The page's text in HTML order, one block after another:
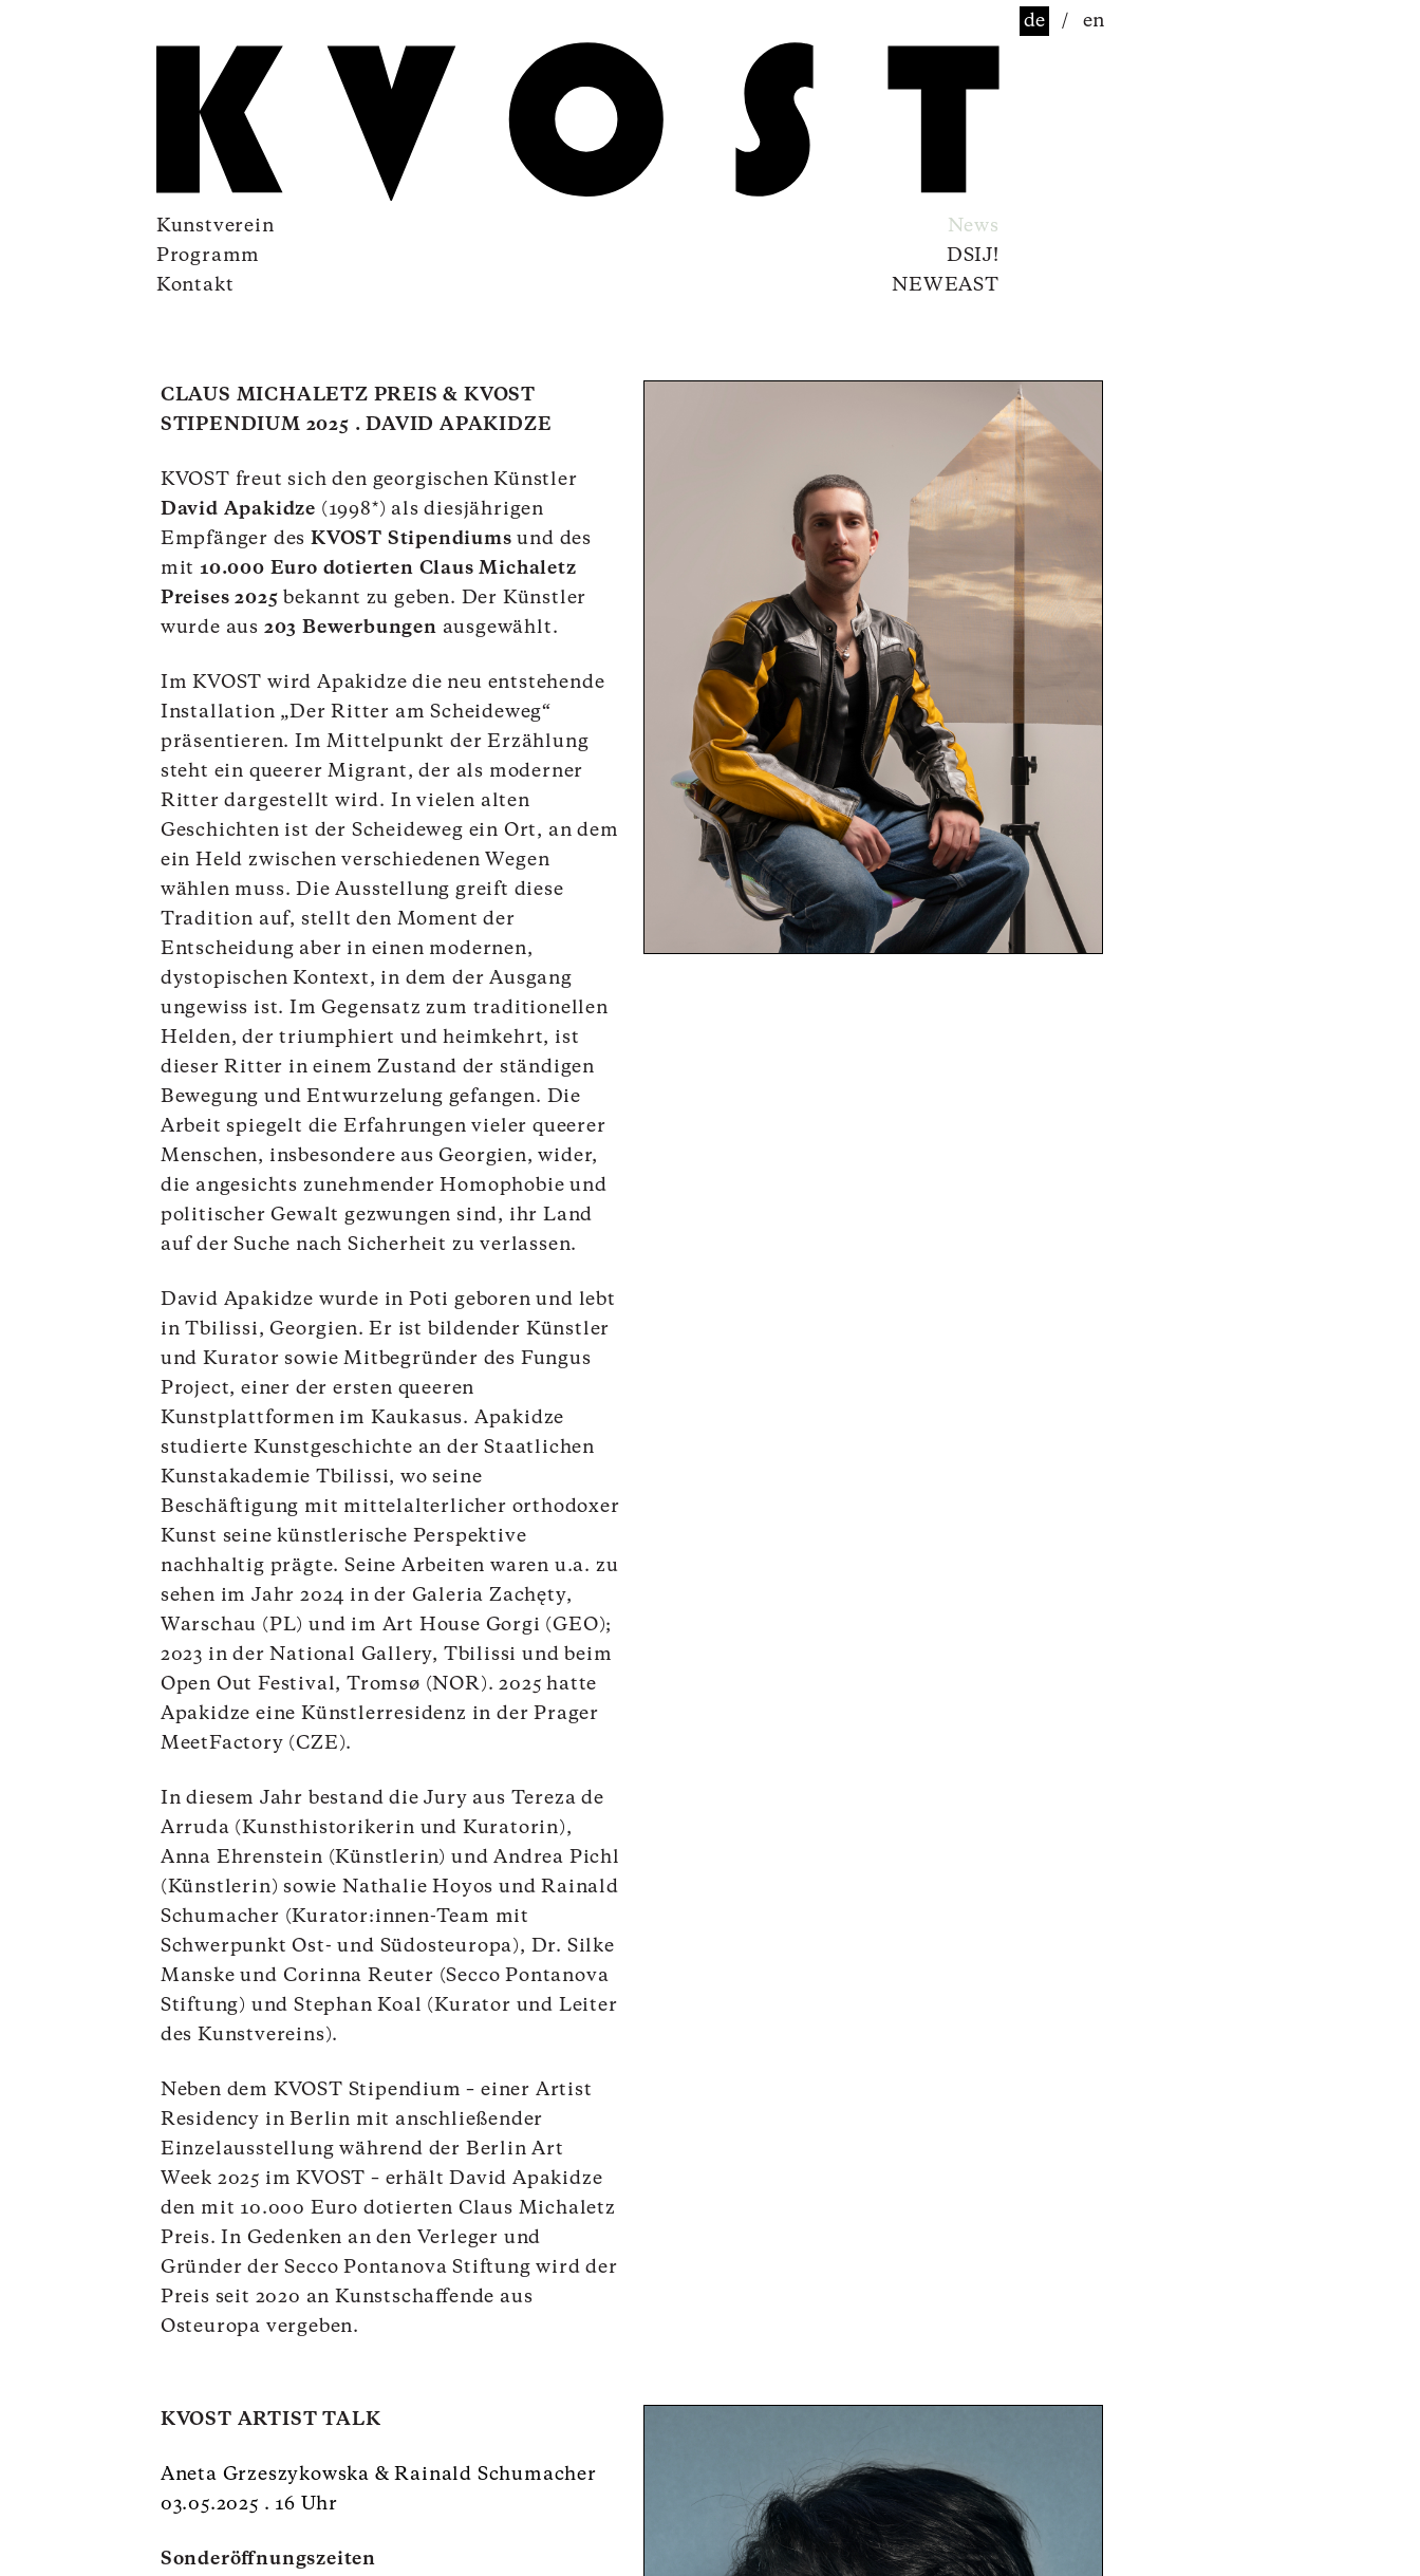
Kunstverein
Programm
Kontakt
de / en
News
DSIJ!
NEWEAST
CLAUS MICHALETZ PREIS & KVOST
STIPENDIUM 2025 . DAVID APAKIDZE
KVOST freut sich den georgischen Künstler
David Apakidze (1998*) als diesjährigen
Empfänger desKVOST Stipendiums und des
mit10.000 Euro dotierten Claus Michaletz
Preises 2025 bekannt zu geben. Der Künstler
wurde aus 203 Bewerbungen ausgewählt.
Im KVOST wird Apakidze die neu entstehende
Installation „Der Ritter am Scheideweg“
präsentieren. Im Mittelpunkt der Erzählung
steht ein queerer Migrant, der als moderner
Ritter dargestellt wird. In vielen alten
Geschichten ist der Scheideweg ein Ort, an dem
ein Held zwischen verschiedenen Wegen
wählen muss. Die Ausstellung greift diese
Tradition auf, stellt den Moment der
Entscheidung aber in einen modernen,
dystopischen Kontext, in dem der Ausgang
ungewiss ist. Im Gegensatz zum traditionellen
Helden, der triumphiert und heimkehrt, ist
dieser Ritter in einem Zustand der ständigen
Bewegung und Entwurzelung gefangen. Die
Arbeit spiegelt die Erfahrungen vieler queerer
Menschen, insbesondere aus Georgien, wider,
die angesichts zunehmender Homophobie und
politischer Gewalt gezwungen sind, ihr Land
auf der Suche nach Sicherheit zu verlassen.
David Apakidze wurde in Poti geboren und lebt
in Tbilissi, Georgien. Er ist bildender Künstler
und Kurator sowie Mitbegründer des Fungus
Project, einer der ersten queeren
Kunstplattformen im Kaukasus. Apakidze
studierte Kunstgeschichte an der Staatlichen
Kunstakademie Tbilissi, wo seine
Beschäftigung mit mittelalterlicher orthodoxer
Kunst seine künstlerische Perspektive
nachhaltig prägte. Seine Arbeiten waren u.a. zu
sehen im Jahr 2024 in der Galeria Zachęty,
Warschau (PL) und im Art House Gorgi (GEO);
2023 in der National Gallery, Tbilissi und beim
Open Out Festival, Tromsø (NOR). 2025 hatte
Apakidze eine Künstlerresidenz in der Prager
MeetFactory (CZE).
In diesem Jahr bestand die Jury aus Tereza de
Arruda (Kunsthistorikerin und Kuratorin),
Anna Ehrenstein (Künstlerin) und Andrea Pichl
(Künstlerin) sowie Nathalie Hoyos und Rainald
Schumacher (Kurator:innen-Team mit
Schwerpunkt Ost- und Südosteuropa), Dr. Silke
Manske und Corinna Reuter (Secco Pontanova
Stiftung) und Stephan Koal (Kurator und Leiter
des Kunstvereins).
Neben dem KVOST Stipendium – einer Artist
Residency in Berlin mit anschließender
Einzelausstellung während der Berlin Art
Week 2025 im KVOST – erhält David Apakidze
den mit 10.000 Euro dotierten Claus Michaletz
Preis. In Gedenken an den Verleger und
Gründer der Secco Pontanova Stiftung wird der
Preis seit 2020 an Kunstschaffende aus
Osteuropa vergeben.
KVOST ARTIST TALK
Aneta Grzeszykowska & Rainald Schumacher
03.05.2025 . 16 Uhr
Sonderöffnungszeiten